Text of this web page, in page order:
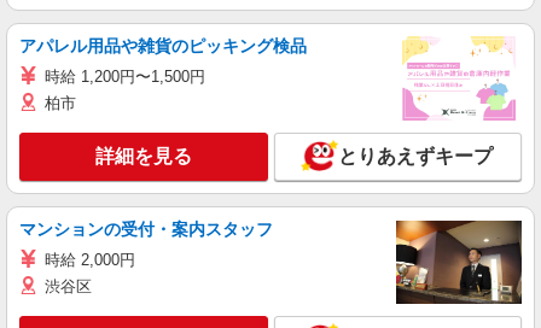
アパレル用品や雑貨のピッキング検品
時給 1,200円〜1,500円
柏市
詳細を見る とりあえずキープ
マンションの受付・案内スタッフ
時給 2,000円
渋谷区